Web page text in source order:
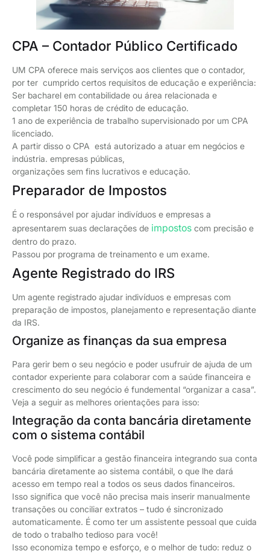
CPA – Contador Público Certificado
UM CPA oferece mais serviços aos clientes que o contador,
por ter cumprido certos requisitos de educação e experiência:
Ser bacharel em contabilidade ou área relacionada e
completar 150 horas de crédito de educação.
1 ano de experiência de trabalho supervisionado por um CPA
licenciado.
A partir disso o CPA está autorizado a atuar em negócios e
indústria. empresas públicas,
organizações sem fins lucrativos e educação.
Preparador de Impostos
É o responsável por ajudar indivíduos e empresas a
apresentarem suas declarações de impostos com precisão e
dentro do prazo.
Passou por programa de treinamento e um exame.
Agente Registrado do IRS
Um agente registrado ajudar indivíduos e empresas com
preparação de impostos, planejamento e representação diante
da IRS.
Organize as finanças da sua empresa
Para gerir bem o seu negócio e poder usufruir de ajuda de um
contador experiente para colaborar com a saúde financeira e
crescimento do seu negócio é fundemental “organizar a casa”.
Veja a seguir as melhores orientações para isso:
Integração da conta bancária diretamente
com o sistema contábil
Você pode simplificar a gestão financeira integrando sua conta
bancária diretamente ao sistema contábil, o que lhe dará
acesso em tempo real a todos os seus dados financeiros.
Isso significa que você não precisa mais inserir manualmente
transações ou conciliar extratos – tudo é sincronizado
automaticamente. É como ter um assistente pessoal que cuida
de todo o trabalho tedioso para você!
Isso economiza tempo e esforço, e o melhor de tudo: reduz o